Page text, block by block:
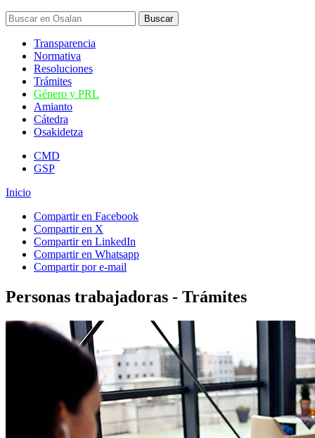
Transparencia
Normativa
Resoluciones
Trámites
Género y PRL
Amianto
Cátedra
Osakidetza
CMD
GSP
Inicio
Compartir en Facebook
Compartir en X
Compartir en LinkedIn
Compartir en Whatsapp
Compartir por e-mail
Personas trabajadoras - Trámites